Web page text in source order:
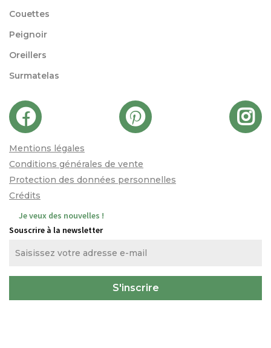
Couettes
Peignoir
Oreillers
Surmatelas
Mentions légales
Conditions générales de vente
Protection des données personnelles
Crédits
Je veux des nouvelles !
Souscrire à la newsletter